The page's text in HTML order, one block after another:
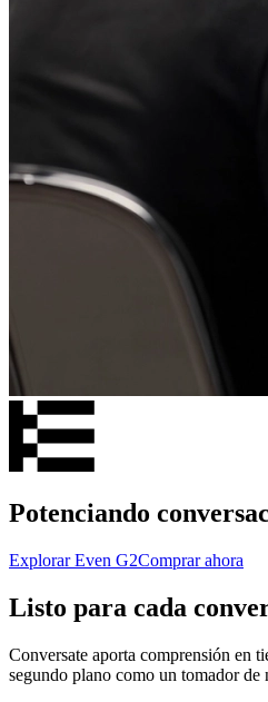
Potenciando
Explorar Even G2Comprar ahora
Listo para cada
Conversate aporta comprensión en
segundo plano como un tomador